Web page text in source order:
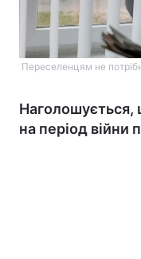
Переселенцям не
на період війни